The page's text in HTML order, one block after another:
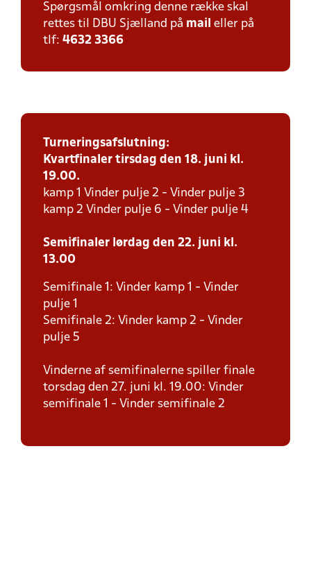
Spørgsmål omkring denne række skal
rettes til DBU Sjælland på mail eller på
tlf: 4632 3366
Turneringsafslutning:
Kvartfinaler tirsdag den 18. juni kl.
19.00.
kamp 1 Vinder pulje 2 - Vinder pulje 3
kamp 2 Vinder pulje 6 - Vinder pulje 4
Semifinaler lørdag den 22. juni kl.
13.00
Semifinale 1: Vinder kamp 1 - Vinder
pulje 1
Semifinale 2: Vinder kamp 2 - Vinder
pulje 5
Vinderne af semifinalerne spiller finale
torsdag den 27. juni kl. 19.00: Vinder
semifinale 1 - Vinder semifinale 2